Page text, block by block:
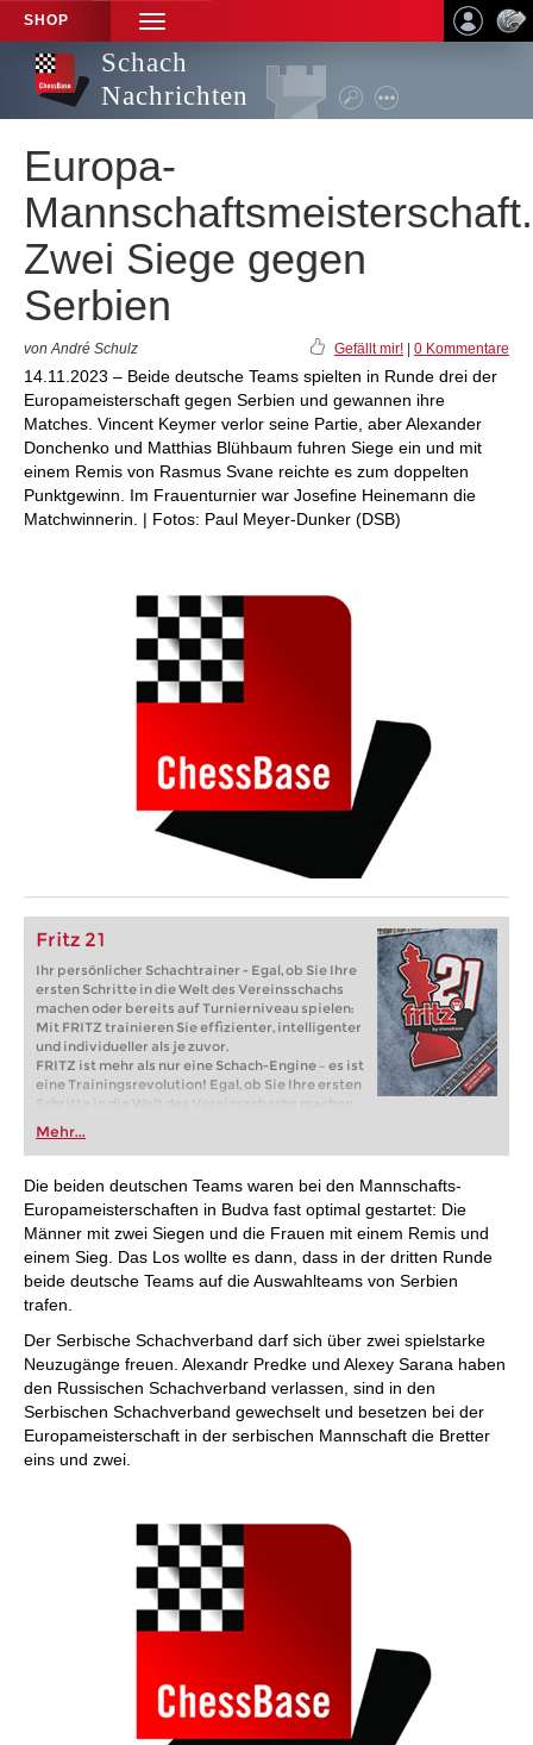
SHOP
TOGGLE
NAVIGATION
Schach
Nachrichten
Europa-
Zwei Siege gegen
Serbien
von André Schulz Gefällt mir! 0 Kommentare
14.11.2023 – Beide deutsche Teams spielten in Runde drei der
Europameisterschaft gegen Serbien und gewannen ihre
Matches. Vincent Keymer verlor seine Partie, aber Alexander
Donchenko und Matthias Blühbaum fuhren Siege ein und mit
einem Remis von Rasmus Svane reichte es zum doppelten
Punktgewinn. Im Frauenturnier war Josefine Heinemann die
Matchwinnerin. | Fotos: Paul Meyer-Dunker (DSB)
Fritz 21
Ihr persönlicher Schachtrainer - Egal, ob Sie Ihre
ersten Schritte in die Welt des Vereinsschachs
machen oder bereits auf Turnierniveau spielen:
Mit FRITZ trainieren Sie effizienter, intelligenter
und individueller als je zuvor.
FRITZ ist mehr als nur eine Schach-Engine – es ist
eine Trainingsrevolution! Egal, ob Sie Ihre ersten
Schritte in die Welt des Vereinsschachs machen
oder bereits auf Turnierniveau spielen: Mit
FRITZ trainieren Sie effizienter, intelligenter und
individueller als je zuvor.
Mehr...
Die beiden deutschen Teams waren bei den Mannschafts-
Europameisterschaften in Budva fast optimal gestartet: Die
Männer mit zwei Siegen und die Frauen mit einem Remis und
einem Sieg. Das Los wollte es dann, dass in der dritten Runde
beide deutsche Teams auf die Auswahlteams von Serbien
trafen.
Der Serbische Schachverband darf sich über zwei spielstarke
Neuzugänge freuen. Alexandr Predke und Alexey Sarana haben
den Russischen Schachverband verlassen, sind in den
Serbischen Schachverband gewechselt und besetzen bei der
Europameisterschaft in der serbischen Mannschaft die Bretter
eins und zwei.